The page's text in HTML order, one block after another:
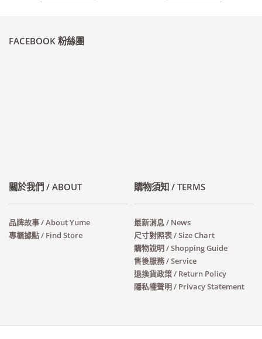
FACEBOOK 粉絲團
關於我們 / ABOUT
品牌故事 / About Yume
專櫃據點 / Find Store
購物須知 / TERMS
最新消息 / News
尺寸對照表 / Size Chart
購物說明 / Shopping Guide
售後服務 / Service
退換貨政策 / Return Policy
隱私權聲明 / Privacy Statement